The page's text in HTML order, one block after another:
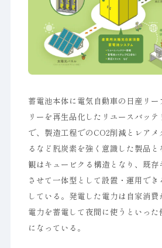
蓄電池本体に電気自動車の日産リー
リーを再生品化したリユースバッテ
で、製造工程でのCO2削減とレア
るなど脱炭素を強く意識した製品
観はキュービクる構造となり、既
させて一体型として設置・運用で
している。発電した電力は自家消
電力を蓄電して夜間に使うといった
になっている。